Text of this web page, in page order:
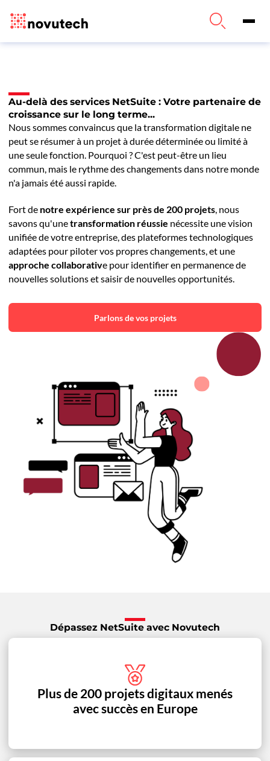
Au-delà des services NetSuite : Votre partenaire de
croissance sur le long terme...
Nous sommes convaincus que la transformation digitale ne
peut se résumer à un projet à durée déterminée ou limité à
une seule fonction. Pourquoi ? C'est peut-être un lieu
commun, mais le rythme des changements dans notre monde
n'a jamais été aussi rapide.
Fort de notre expérience sur près de 200 projets, nous
savons qu'unetransformation réussie nécessite une vision
unifiée de votre entreprise, des plateformes technologiques
adaptées pour piloter vos propres changements, et une
approche collaborative pour identifier en permanence de
nouvelles solutions et saisir de nouvelles opportunités.
Parlons de vos projets
Dépassez NetSuite avec Novutech
Plus de 200 projets digitaux menés
avec succès en Europe